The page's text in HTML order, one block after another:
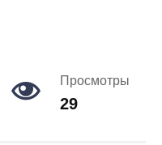
Просмотры
29